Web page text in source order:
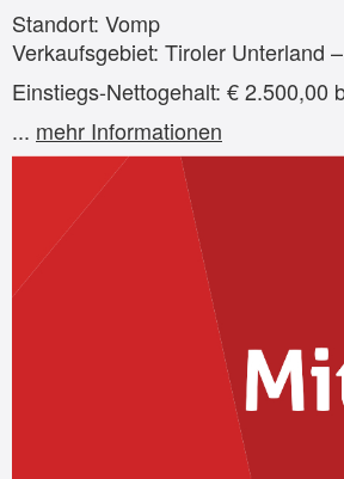
Standort: Vomp
Verkaufsgebiet: Tiroler Unterland
Einstiegs-Nettogehalt: € 2.500,00
... mehr Informationen